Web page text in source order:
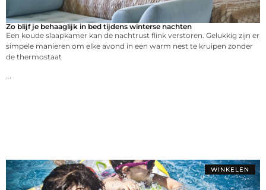
Zo blijf je behaaglijk in bed tijdens winterse nachten
Een koude slaapkamer kan de nachtrust flink verstoren. Gelukkig zijn er
simpele manieren om elke avond in een warm nest te kruipen zonder
de thermostaat
...
WINKELEN